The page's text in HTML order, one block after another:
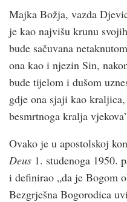
Majka Božja, vazda
je kao najvišu krunu
bude sačuvana
ona kao i njezin Sin,
bude tijelom i dušom
gdje ona sjaji kao
besmrtnoga kralja
Ovako je u apostolskoj
Deus 1. studenoga 1950.
i definirao „da je Bogom
Bezgrješna Bogorodica